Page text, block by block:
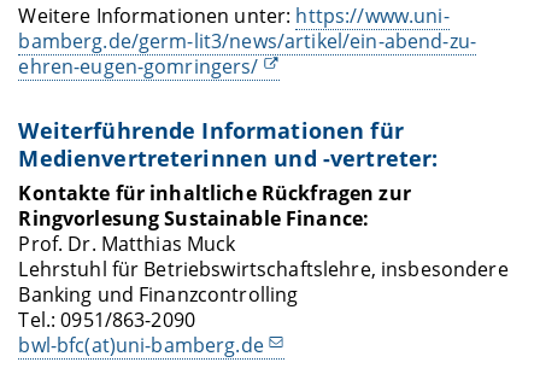
Weitere Informationen unter: https://www.uni-
bamberg.de/germ-lit3/news/artikel/ein-abend-zu-
ehren-eugen-gomringers/
Weiterführende Informationen für
Medienvertreterinnen und -vertreter:
Kontakte für inhaltliche Rückfragen zur
Ringvorlesung Sustainable Finance:
Prof. Dr. Matthias Muck
Lehrstuhl für Betriebswirtschaftslehre, insbesondere
Banking und Finanzcontrolling
Tel.: 0951/863-2090
bwl-bfc(at)uni-bamberg.de